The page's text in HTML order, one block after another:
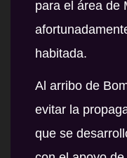
para el área de
habitada.
Al arribo de
evitar la
que se